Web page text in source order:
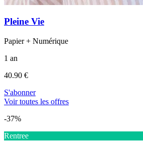
Pleine Vie
Papier + Numérique
1 an
40.90 €
S'abonner
Voir toutes les offres
-37%
Rentree